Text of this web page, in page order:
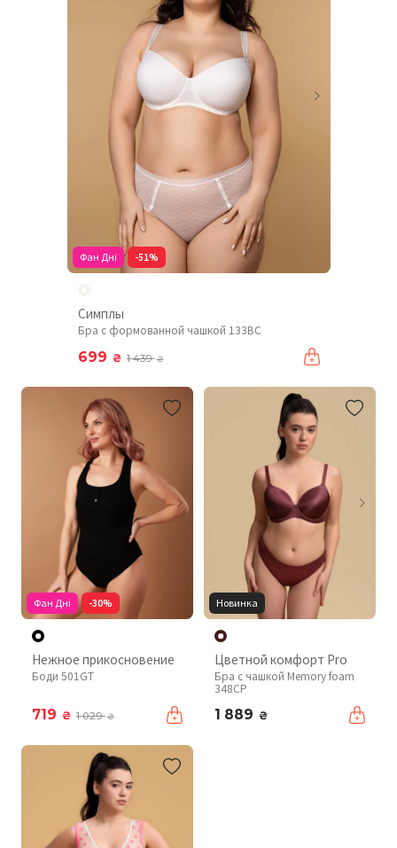
Фан Дні -51%
Симплы
Бра с формованной чашкой 133BC
699 ₴ 1 439₴
Фан Дні -30%
Нежное прикосновение
Боди 501GT
719 ₴ 1 029₴
Новинка
Цветной комфорт Pro
Бра с чашкой Memory foam
348CP
1 889 ₴